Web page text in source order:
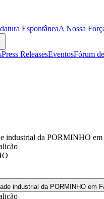
EspontâneaA Nossa
Press ReleasesEventosFórum
industrial da PORMINHO em
industrial da PORMINHO em